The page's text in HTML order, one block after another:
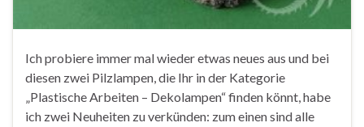
Ich probiere immer mal wieder etwas neues aus und bei
diesen zwei Pilzlampen, die Ihr in der Kategorie
„Plastische Arbeiten – Dekolampen“ finden könnt, habe
ich zwei Neuheiten zu verkünden: zum einen sind alle